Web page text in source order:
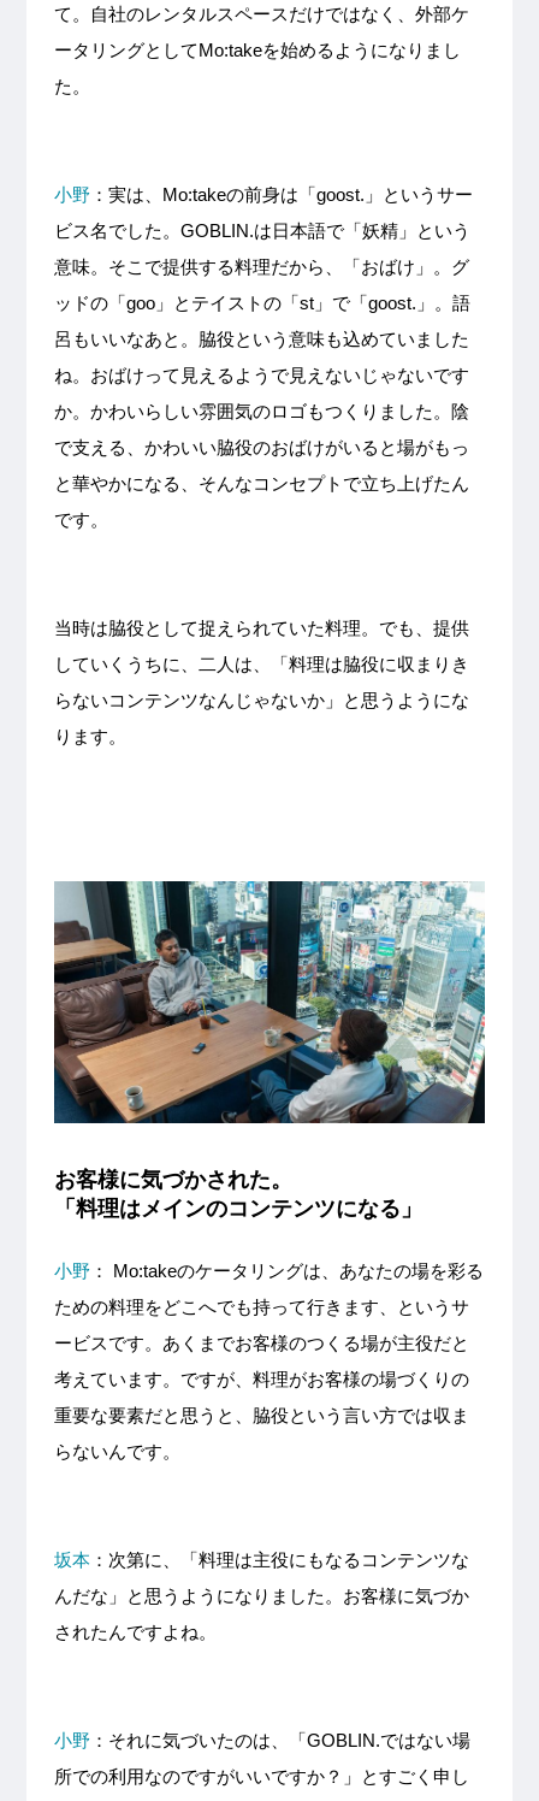
て。自社のレンタルスペースだけではなく、外部ケ
ータリングとしてMo:takeを始めるようになりまし
た。
小野：実は、Mo:takeの前身は「goost.」というサー
ビス名でした。GOBLIN.は日本語で「妖精」という
意味。そこで提供する料理だから、「おばけ」。グ
ッドの「goo」とテイストの「st」で「goost.」。語
呂もいいなあと。脇役という意味も込めていました
ね。おばけって見えるようで見えないじゃないです
か。かわいらしい雰囲気のロゴもつくりました。陰
で支える、かわいい脇役のおばけがいると場がもっ
と華やかになる、そんなコンセプトで立ち上げたん
です。
当時は脇役として捉えられていた料理。でも、提供
していくうちに、二人は、「料理は脇役に収まりき
らないコンテンツなんじゃないか」と思うようにな
ります。
お客様に気づかされた。
「料理はメインのコンテンツになる」
小野： Mo:takeのケータリングは、あなたの場を彩る
ための料理をどこへでも持って行きます、というサ
ービスです。あくまでお客様のつくる場が主役だと
考えています。ですが、料理がお客様の場づくりの
重要な要素だと思うと、脇役という言い方では収ま
らないんです。
坂本：次第に、「料理は主役にもなるコンテンツな
んだな」と思うようになりました。お客様に気づか
されたんですよね。
小野：それに気づいたのは、「GOBLIN.ではない場
所での利用なのですがいいですか？」とすごく申し